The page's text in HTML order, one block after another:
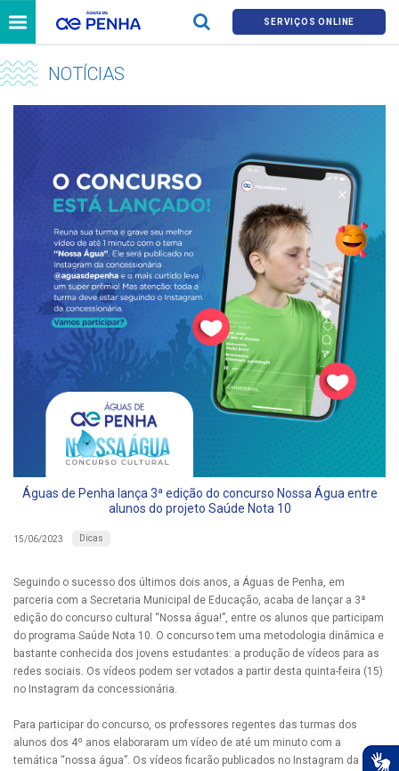
SERVIÇOS ONLINE
NOTÍCIAS
Águas de Penha lança 3ª edição do concurso Nossa Água entre
alunos do projeto Saúde Nota 10
15/06/2023 Dicas
Seguindo o sucesso dos últimos dois anos, a Águas de Penha, em
parceria com a Secretaria Municipal de Educação, acaba de lançar a 3ª
edição do concurso cultural “Nossa água!”, entre os alunos que participam
do programa Saúde Nota 10. O concurso tem uma metodologia dinâmica e
bastante conhecida dos jovens estudantes: a produção de vídeos para as
redes sociais. Os vídeos podem ser votados a partir desta quinta-feira (15)
no Instagram da concessionária.
Para participar do concurso, os professores regentes das turmas dos
alunos dos 4º anos elaboraram um vídeo de até um minuto com a
temática “nossa água”. Os vídeos ficarão publicados no Instagram da